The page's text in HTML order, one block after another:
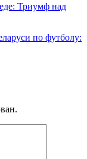
Триумф над
по футболу: